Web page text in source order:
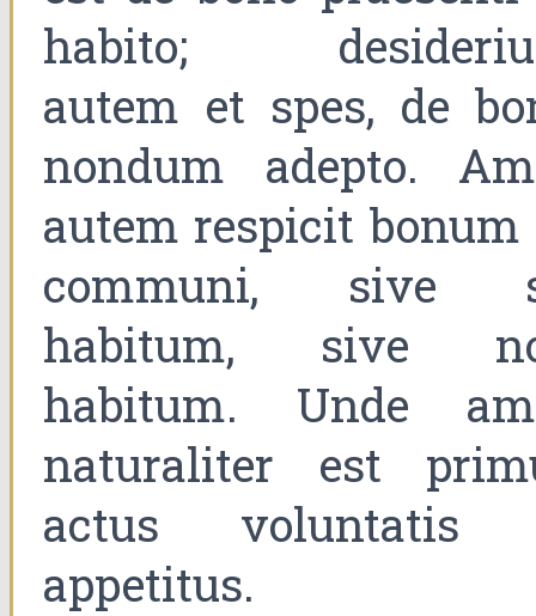
habito;
autem et spes, de
nondum adepto.
autem respicit
communi, sive
habitum, sive
habitum. Unde
naturaliter est
actus voluntatis
appetitus.